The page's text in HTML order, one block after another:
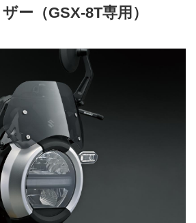
ー（GSX-8T専用）